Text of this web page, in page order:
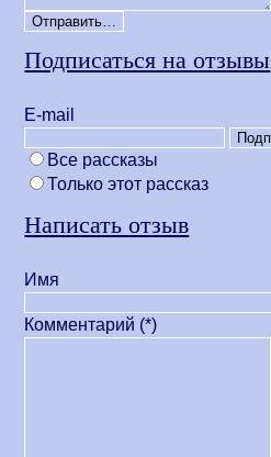
Подписаться на отзывы
Е-mail
Все рассказы
Только этот рассказ
Написать отзыв
Имя
Комментарий (*)